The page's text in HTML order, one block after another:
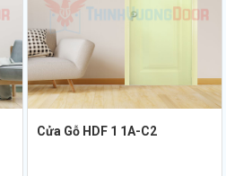
Cửa Gỗ HDF 1 1A-C2